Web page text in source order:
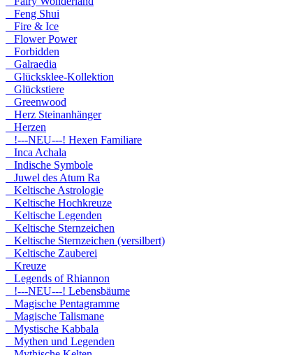
Feng Shui
Fire & Ice
Flower Power
Forbidden
Galraedia
Glücksklee-Kollektion
Glückstiere
Greenwood
Herz Steinanhänger
Herzen
!---NEU---! Hexen Familiare
Inca Achala
Indische Symbole
Juwel des Atum Ra
Keltische Astrologie
Keltische Hochkreuze
Keltische Legenden
Keltische Sternzeichen
Keltische Sternzeichen (versilbert)
Keltische Zauberei
Kreuze
Legends of Rhiannon
!---NEU---! Lebensbäume
Magische Pentagramme
Magische Talismane
Mystische Kabbala
Mythen und Legenden